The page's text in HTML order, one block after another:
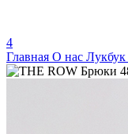
4
Главная О нас Лукбук